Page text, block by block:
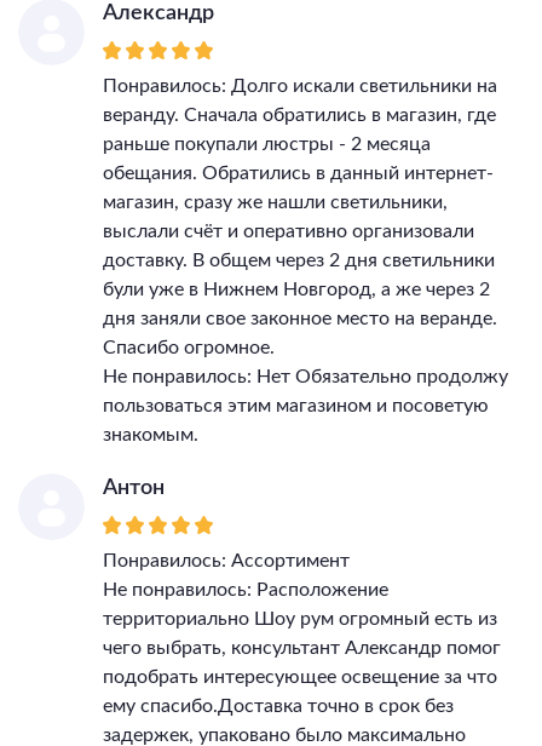
Александр
Понравилось: Долго искали светильники на
веранду. Сначала обратились в магазин, где
раньше покупали люстры - 2 месяца
обещания. Обратились в данный интернет-
магазин, сразу же нашли светильники,
выслали счёт и оперативно организовали
доставку. В общем через 2 дня светильники
були уже в Нижнем Новгород, а же через 2
дня заняли свое законное место на веранде.
Спасибо огромное.
Не понравилось: Нет Обязательно продолжу
пользоваться этим магазином и посоветую
знакомым.
Антон
Понравилось: Ассортимент
Не понравилось: Расположение
территориально Шоу рум огромный есть из
чего выбрать, консультант Александр помог
подобрать интересующее освещение за что
ему спасибо.Доставка точно в срок без
задержек, упаковано было максимально